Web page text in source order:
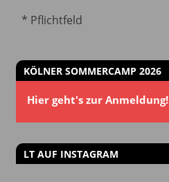
* Pflichtfeld
KÖLNER SOMMERCAMP 2026
Hier geht's zur Anmeldung!
LT AUF INSTAGRAM